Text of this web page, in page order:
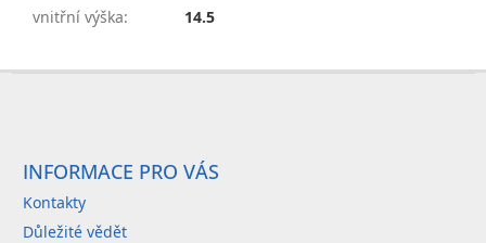
vnitřní výška: 14.5
INFORMACE PRO VÁS
Kontakty
Důležité vědět